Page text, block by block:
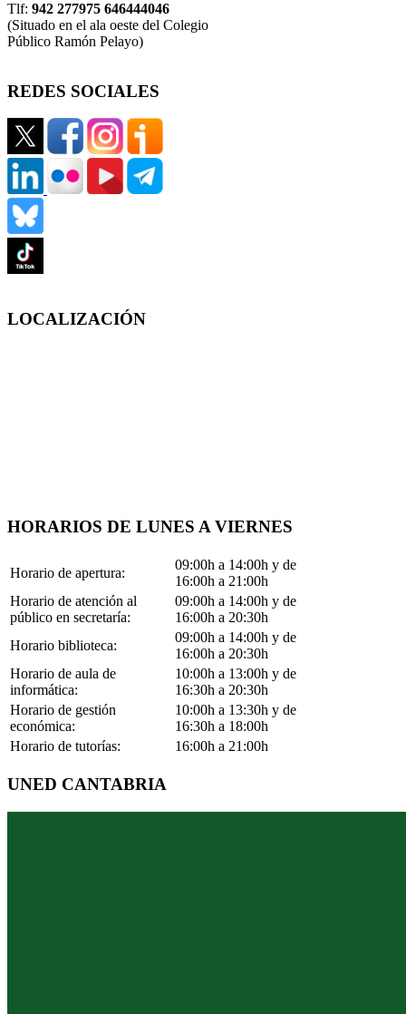
Tlf: 942 277975 646444046
(Situado en el ala oeste del Colegio
Público Ramón Pelayo)
REDES SOCIALES
LOCALIZACIÓN
HORARIOS DE LUNES A VIERNES
Horario de apertura:
09:00h a 14:00h y de
16:00h a 21:00h
Horario de atención al
público en secretaría:
09:00h a 14:00h y de
16:00h a 20:30h
Horario biblioteca:
09:00h a 14:00h y de
16:00h a 20:30h
Horario de aula de
informática:
10:00h a 13:00h y de
16:30h a 20:30h
Horario de gestión
económica:
10:00h a 13:30h y de
16:30h a 18:00h
Horario de tutorías:
16:00h a 21:00h
UNED CANTABRIA